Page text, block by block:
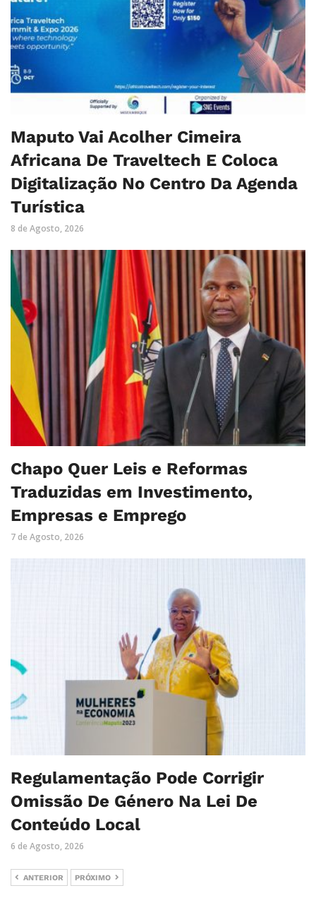
Maputo Vai Acolher Cimeira
Africana De Traveltech E Coloca
Digitalização No Centro Da Agenda
Turística
8 de Agosto, 2026
Chapo Quer Leis e Reformas
Traduzidas em Investimento,
Empresas e Emprego
7 de Agosto, 2026
Regulamentação Pode Corrigir
Omissão De Género Na Lei De
Conteúdo Local
6 de Agosto, 2026
ANTERIOR PRÓXIMO